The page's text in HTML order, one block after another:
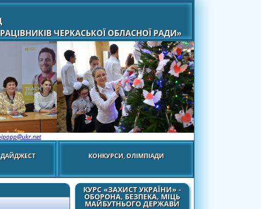
ЧЕРКАСЬКОЇ ОБЛАСНОЇ РАДИ»
КОНКУРСИ, ОЛІМПІАДИ
КУРС «ЗАХИСТ УКРАЇНИ» -
ОБОРОНА, БЕЗПЕКА, МІЦЬ
МАЙБУТНЬОГО ДЕРЖАВИ